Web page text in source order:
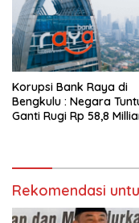
Korupsi Bank Raya di
Bengkulu : Negara
Ganti Rugi Rp 58,8
Rekomendasi